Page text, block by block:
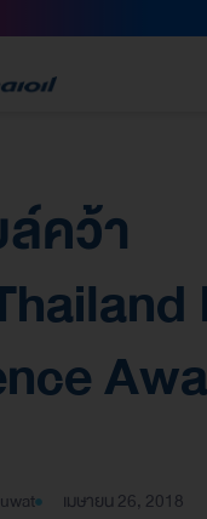
คว้า
เมษายน 26, 2018